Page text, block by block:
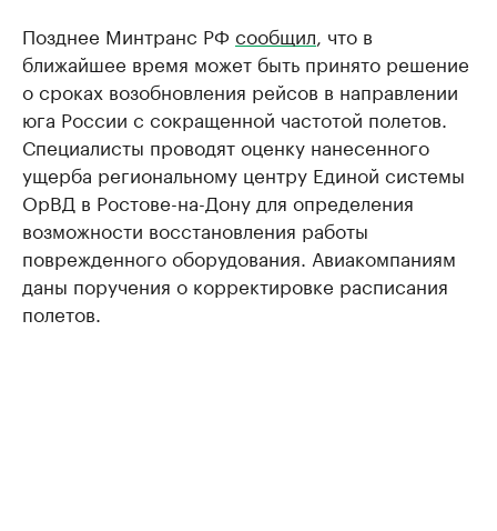
Позднее Минтранс РФ сообщил , что в
ближайшее время может быть принято решение
о сроках возобновления рейсов в направлении
юга России с сокращенной частотой полетов.
Специалисты проводят оценку нанесенного
ущерба региональному центру Единой системы
ОрВД в Ростове-на-Дону для определения
возможности восстановления работы
поврежденного оборудования. Авиакомпаниям
даны поручения о корректировке расписания
полетов.